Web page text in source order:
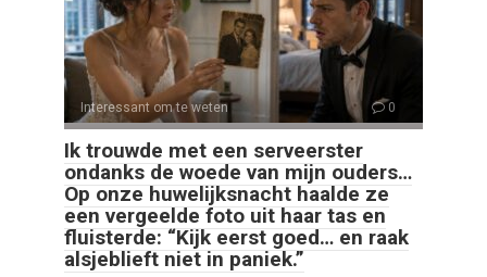
Interessant om te weten 0
Ik trouwde met een serveerster
ondanks de woede van mijn ouders…
Op onze huwelijksnacht haalde ze
een vergeelde foto uit haar tas en
fluisterde: “Kijk eerst goed… en raak
alsjeblieft niet in paniek.”